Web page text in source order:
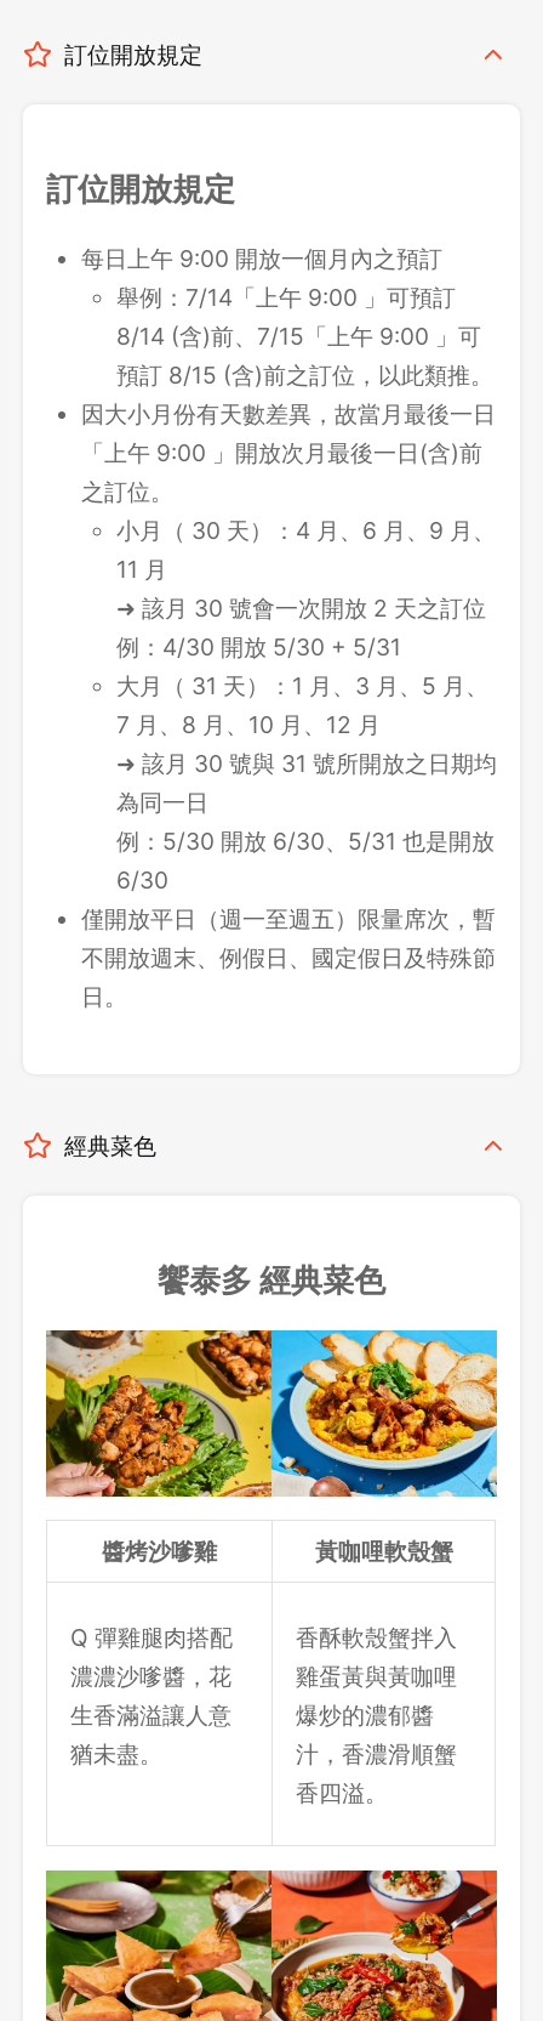
訂位開放規定
訂位開放規定
每日上午 9:00 開放一個月內之預訂
舉例：7/14「上午 9:00 」可預訂
8/14 (含)前、7/15「上午 9:00 」可
預訂 8/15 (含)前之訂位，以此類推。
因大小月份有天數差異，故當月最後一日
「上午 9:00 」開放次月最後一日(含)前
之訂位。
小月（ 30 天）：4 月、6 月、9 月、
11 月
➜ 該月 30 號會一次開放 2 天之訂位
例：4/30 開放 5/30 + 5/31
大月（ 31 天）：1 月、3 月、5 月、
7 月、8 月、10 月、12 月
➜ 該月 30 號與 31 號所開放之日期均
為同一日
例：5/30 開放 6/30、5/31 也是開放
6/30
僅開放平日（週一至週五）限量席次，暫
不開放週末、例假日、國定假日及特殊節
日。
經典菜色
饗泰多 經典菜色
醬烤沙嗲雞 黃咖哩軟殼蟹
Q 彈雞腿肉搭配
濃濃沙嗲醬，花
生香滿溢讓人意
猶未盡。
香酥軟殼蟹拌入
雞蛋黃與黃咖哩
爆炒的濃郁醬
汁，香濃滑順蟹
香四溢。